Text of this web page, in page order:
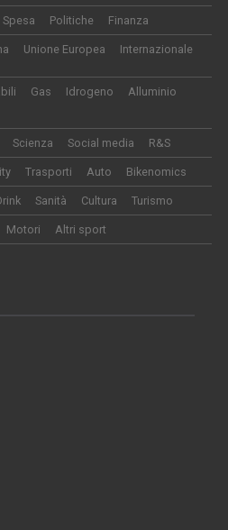
Spesa Politiche Finanza
Unione Europea Internazionale
Gas Idrogeno
Alluminio
Scienza Social media R&S
Trasporti Auto Bikenomics
Sanità Cultura Turismo
Motori Altri sport